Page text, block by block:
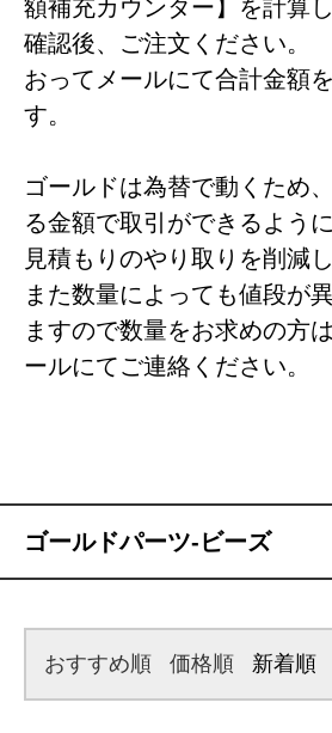
額補充カウンター】を計算
確認後、ご注文ください。
おってメールにて合計金額
す。
ゴールドは為替で動くため
る金額で取引ができるよう
見積もりのやり取りを削減
また数量によっても値段が
ますので数量をお求めの方
ールにてご連絡ください。
ゴールドパーツ-ビーズ
おすすめ順 価格順 新着順